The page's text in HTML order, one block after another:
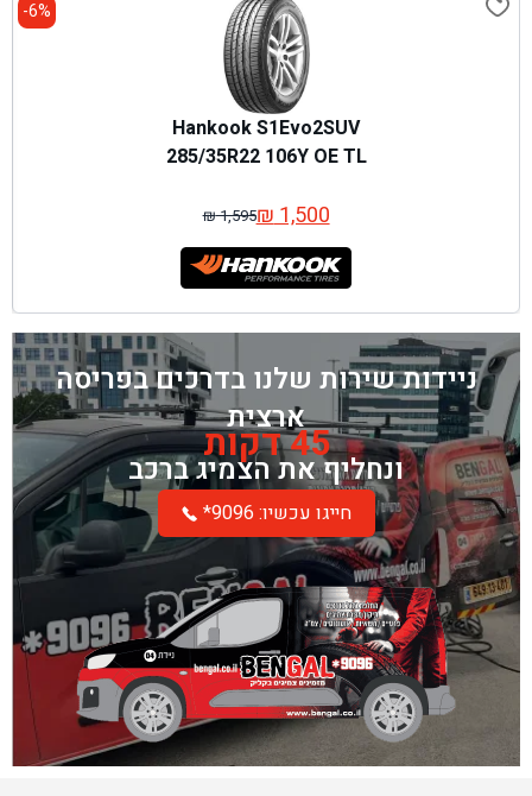
6%-
Hankook S1Evo2SUV
285/35R22 106Y OE TL
₪1,595
המחיר
המקורי
היה:
₪ 1,595.
₪1,500
המחיר
הנוכחי
הוא:
₪ 1,500.
ניידות שירות שלנו בדרכים בפריסה
ארצית
45 דקות
ונחליף את הצמיג ברכב
*חייגו עכשיו: 9096